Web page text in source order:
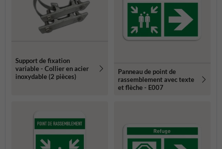
Support de fixation
variable - Collier en acier
inoxydable (2 pièces)
Panneau de point de
rassemblement avec texte
et flèche - E007